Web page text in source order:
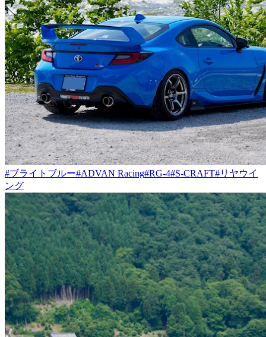
#ブライトブルー#ADVAN Racing#RG-4#S-CRAFT#リヤウイ
ング